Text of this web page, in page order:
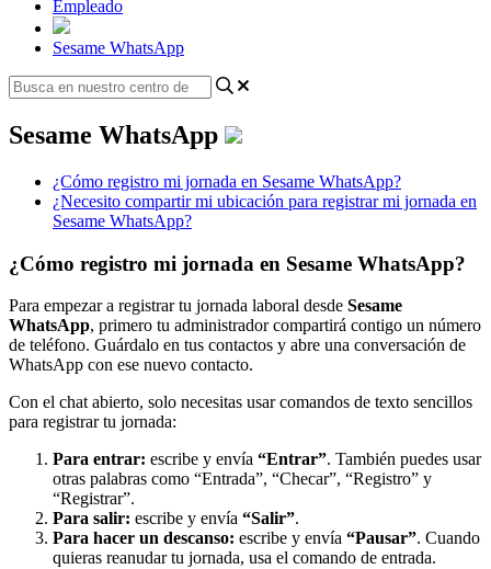
Empleado
Sesame WhatsApp
Sesame WhatsApp
¿Cómo registro mi jornada en Sesame WhatsApp?
¿Necesito compartir mi ubicación para registrar mi jornada en
Sesame WhatsApp?
¿Cómo registro mi jornada en Sesame WhatsApp?
Para empezar a registrar tu jornada laboral desde Sesame
WhatsApp, primero tu administrador compartirá contigo un número
de teléfono. Guárdalo en tus contactos y abre una conversación de
WhatsApp con ese nuevo contacto.
Con el chat abierto, solo necesitas usar comandos de texto sencillos
para registrar tu jornada:
Para entrar: escribe y envía “Entrar”. También puedes usar
otras palabras como “Entrada”, “Checar”, “Registro” y
“Registrar”.
Para salir: escribe y envía “Salir”.
Para hacer un descanso: escribe y envía “Pausar”. Cuando
quieras reanudar tu jornada, usa el comando de entrada.